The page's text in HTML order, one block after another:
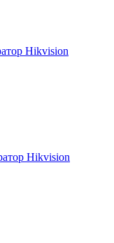
Hikvision
Hikvision